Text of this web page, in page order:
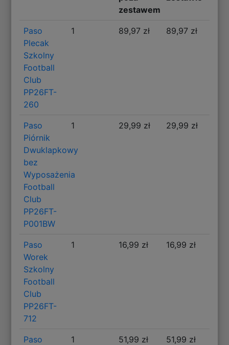
zestawem
Paso
Plecak
Szkolny
Football
Club
PP26FT-
260
1 89,97 zł 89,97 zł
Paso
Piórnik
Dwuklapkowy
bez
Wyposażenia
Football
Club
PP26FT-
P001BW
1 29,99 zł 29,99 zł
Paso
Worek
Szkolny
Football
Club
PP26FT-
712
1 16,99 zł 16,99 zł
Paso
1 51,99 zł 51,99 zł